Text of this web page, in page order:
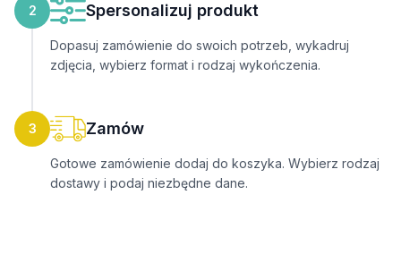
2 Spersonalizuj produkt
Dopasuj zamówienie do swoich potrzeb, wykadruj
zdjęcia, wybierz format i rodzaj wykończenia.
3 Zamów
Gotowe zamówienie dodaj do koszyka. Wybierz rodzaj
dostawy i podaj niezbędne dane.